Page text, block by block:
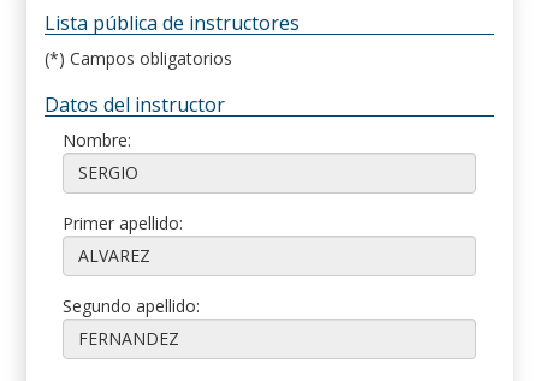
Lista pública de instructores
(*) Campos obligatorios
Datos del instructor
Nombre:
Primer apellido:
Segundo apellido: